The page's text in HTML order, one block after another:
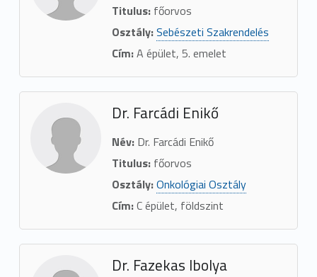
Titulus:főorvos
Osztály:Sebészeti Szakrendelés
Cím:A épület, 5. emelet
Dr. Farcádi Enikő
Név:Dr. Farcádi Enikő
Titulus:főorvos
Osztály:Onkológiai Osztály
Cím:C épület, földszint
Dr. Fazekas Ibolya